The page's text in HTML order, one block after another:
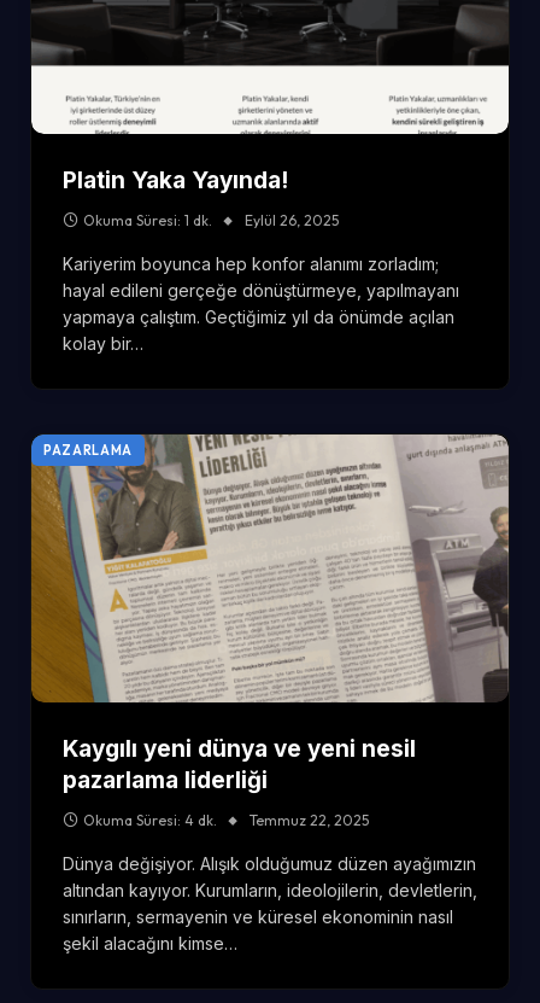
Platin Yaka Yayında!
Okuma Süresi: 1 dk. Eylül 26, 2025
Kariyerim boyunca hep konfor alanımı zorladım;
hayal edileni gerçeğe dönüştürmeye, yapılmayanı
yapmaya çalıştım. Geçtiğimiz yıl da önümde açılan
kolay bir…
PAZARLAMA
Kaygılı yeni dünya ve yeni nesil
pazarlama liderliği
Okuma Süresi: 4 dk. Temmuz 22, 2025
Dünya değişiyor. Alışık olduğumuz düzen ayağımızın
altından kayıyor. Kurumların, ideolojilerin, devletlerin,
sınırların, sermayenin ve küresel ekonominin nasıl
şekil alacağını kimse…